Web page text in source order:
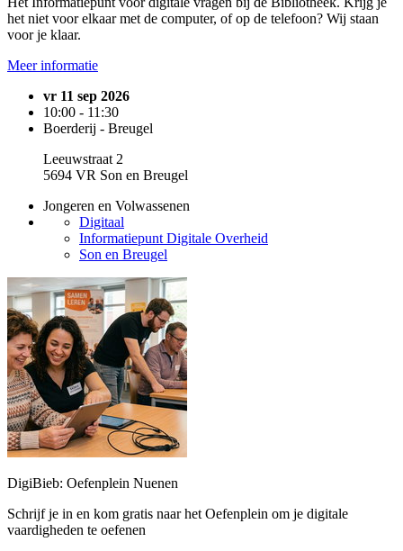
het niet voor elkaar met de computer, of op de telefoon? Wij staan
voor je klaar.
Meer informatie
vr 11 sep 2026
10:00 - 11:30
Boerderij - Breugel
Leeuwstraat 2
5694 VR Son en Breugel
Jongeren en Volwassenen
Digitaal
Informatiepunt Digitale Overheid
Son en Breugel
DigiBieb: Oefenplein Nuenen
Schrijf je in en kom gratis naar het Oefenplein om je digitale
vaardigheden te oefenen